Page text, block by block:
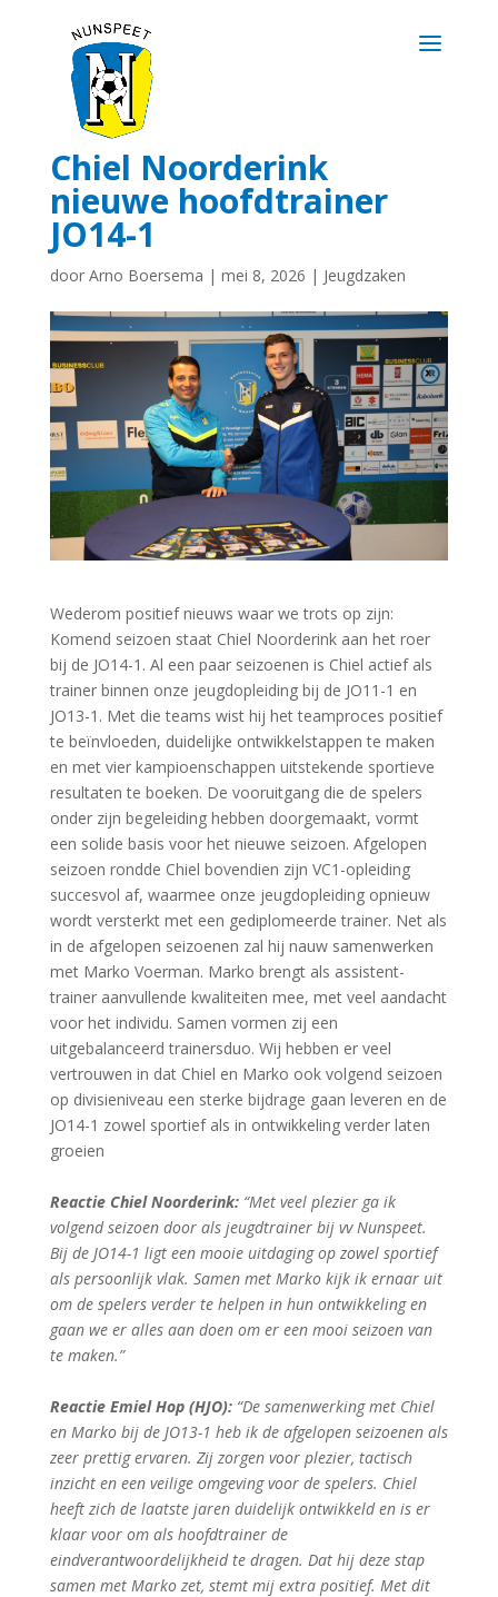
Chiel Noorderink
nieuwe hoofdtrainer
JO14-1
door Arno Boersema | mei 8, 2026 | Jeugdzaken
Wederom positief nieuws waar we trots op zijn:
Komend seizoen staat Chiel Noorderink aan het roer
bij de JO14-1. Al een paar seizoenen is Chiel actief als
trainer binnen onze jeugdopleiding bij de JO11-1 en
JO13-1. Met die teams wist hij het teamproces positief
te beïnvloeden, duidelijke ontwikkelstappen te maken
en met vier kampioenschappen uitstekende sportieve
resultaten te boeken. De vooruitgang die de spelers
onder zijn begeleiding hebben doorgemaakt, vormt
een solide basis voor het nieuwe seizoen. Afgelopen
seizoen rondde Chiel bovendien zijn VC1-opleiding
succesvol af, waarmee onze jeugdopleiding opnieuw
wordt versterkt met een gediplomeerde trainer. Net als
in de afgelopen seizoenen zal hij nauw samenwerken
met Marko Voerman. Marko brengt als assistent-
trainer aanvullende kwaliteiten mee, met veel aandacht
voor het individu. Samen vormen zij een
uitgebalanceerd trainersduo. Wij hebben er veel
vertrouwen in dat Chiel en Marko ook volgend seizoen
op divisieniveau een sterke bijdrage gaan leveren en de
JO14-1 zowel sportief als in ontwikkeling verder laten
groeien
Reactie Chiel Noorderink: “Met veel plezier ga ik
volgend seizoen door als jeugdtrainer bij vv Nunspeet.
Bij de JO14-1 ligt een mooie uitdaging op zowel sportief
als persoonlijk vlak. Samen met Marko kijk ik ernaar uit
om de spelers verder te helpen in hun ontwikkeling en
gaan we er alles aan doen om er een mooi seizoen van
te maken.”
Reactie Emiel Hop (HJO): “De samenwerking met Chiel
en Marko bij de JO13-1 heb ik de afgelopen seizoenen als
zeer prettig ervaren. Zij zorgen voor plezier, tactisch
inzicht en een veilige omgeving voor de spelers. Chiel
heeft zich de laatste jaren duidelijk ontwikkeld en is er
klaar voor om als hoofdtrainer de
eindverantwoordelijkheid te dragen. Dat hij deze stap
samen met Marko zet, stemt mij extra positief. Met dit